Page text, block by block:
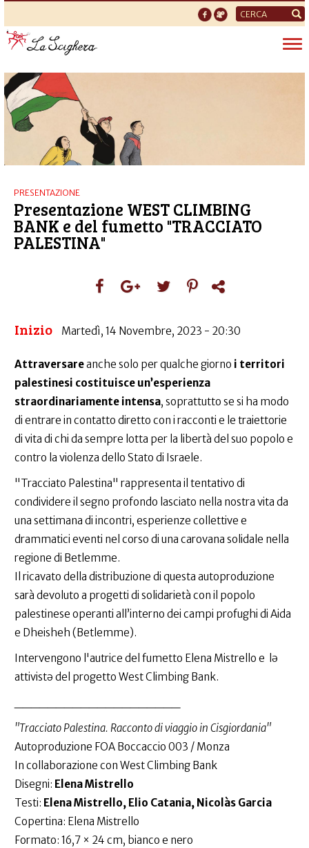
Form
di
ricerca
PRESENTAZIONE
Presentazione WEST CLIMBING
BANK e del fumetto "TRACCIATO
PALESTINA"
Inizio Martedì, 14 Novembre, 2023 - 20:30
Attraversareanche solo per qualche giorno i territori
palestinesi costituisce un’esperienza
straordinariamente intensa, soprattutto se si ha modo
di entrare in contatto diretto con i racconti e le traiettorie
di vita di chi da sempre lotta per la libertà del suo popolo e
contro la violenza dello Stato di Israele.
"Tracciato Palestina" rappresenta il tentativo di
condividere il segno profondo lasciato nella nostra vita da
una settimana di incontri, esperienze collettive e
drammatici eventi nel corso di una carovana solidale nella
regione di Betlemme.
Il ricavato della distribuzione di questa autoproduzione
sarà devoluto a progetti di solidarietà con il popolo
palestinese operanti all’interno dei campi profughi di Aida
e Dheisheh (Betlemme).
Intervengono l'autrice del fumetto Elena Mistrello e lə
attivistə del progetto West Climbing Bank.
"Tracciato Palestina. Racconto di viaggio in Cisgiordania"
Autoproduzione FOA Boccaccio 003 / Monza
In collaborazione con West Climbing Bank
Disegni: Elena Mistrello
Testi: Elena Mistrello, Elio Catania, Nicolàs Garcia
Copertina: Elena Mistrello
Formato: 16,7 × 24 cm, bianco e nero